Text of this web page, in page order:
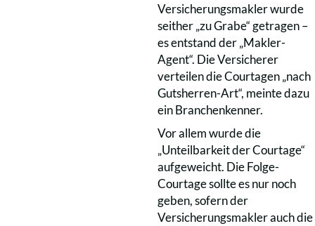
Versicherungsmakler wurde
seither „zu Grabe“ getragen –
es entstand der „Makler-
Agent“. Die Versicherer
verteilen die Courtagen „nach
Gutsherren-Art“, meinte dazu
ein Branchenkenner.
Vor allem wurde die
„Unteilbarkeit der Courtage“
aufgeweicht. Die Folge-
Courtage sollte es nur noch
geben, sofern der
Versicherungsmakler auch die